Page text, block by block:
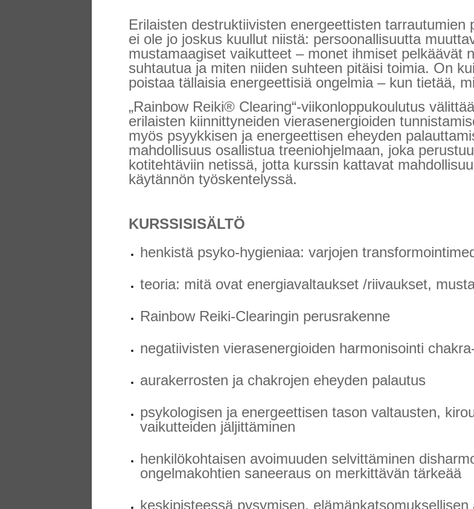
Erilaisten destruktiivisten energeettisten
ei ole jo joskus kuullut niistä: persoonallisuutta
mustamaagiset vaikutteet – monet ihmiset pelkäävät
suhtautua ja miten niiden suhteen pitäisi toimia. On
poistaa tällaisia energeettisiä ongelmia – kun tietää,
„Rainbow Reiki® Clearing“-viikonloppukoulutus
erilaisten kiinnittyneiden vierasenergioiden
myös psyykkisen ja energeettisen eheyden
mahdollisuus osallistua treeniohjelmaan, joka
kotitehtäviin netissä, jotta kurssin kattavat
käytännön työskentelyssä.
KURSSISISÄLTÖ
henkistä psyko-hygieniaa: varjojen
teoria: mitä ovat energiavaltaukset /riivaukset,
Rainbow Reiki-Clearingin perusrakenne
negatiivisten vierasenergioiden harmonisointi
aurakerrosten ja chakrojen eheyden palautus
psykologisen ja energeettisen tason valtausten,
vaikutteiden jäljittäminen
henkilökohtaisen avoimuuden selvittäminen
ongelmakohtien saneeraus on merkittävän tärkeää
keskipisteessä pysymisen,